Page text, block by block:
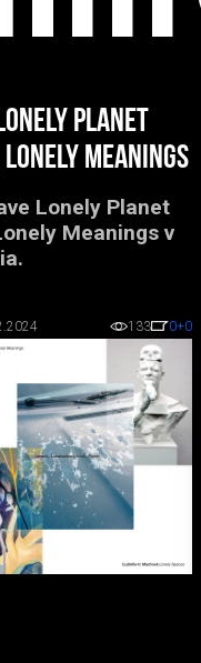
Planet
Meanings
Lonely Planet
Meanings v
133 0+0